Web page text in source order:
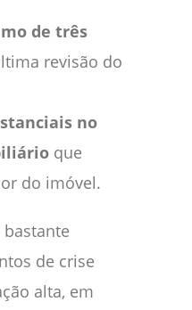
de três
revisão do
no
que
do imóvel.
bastante
de crise
alta, em